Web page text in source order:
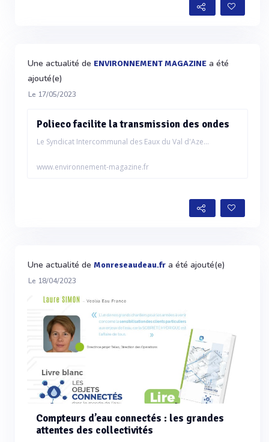
Une actualité de ENVIRONNEMENT MAGAZINE a été
ajouté(e)
Le 17/05/2023
Polieco facilite la transmission des ondes
Le Syndicat Intercommunal des Eaux du Val d'Aze...
www.environnement-magazine.fr
Une actualité de Monreseaudeau.fr a été ajouté(e)
Le 18/04/2023
Compteurs d’eau connectés : les grandes
attentes des collectivités